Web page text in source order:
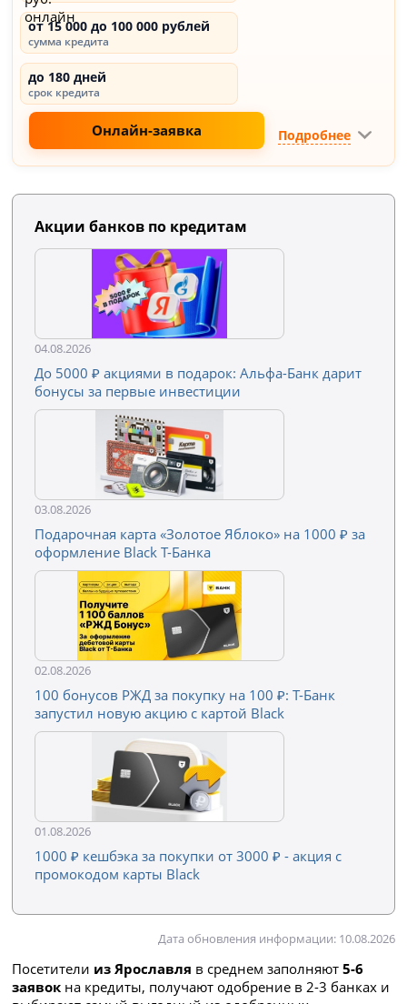
от 15 000 до 100 000 рублей
сумма кредита
до 180 дней
срок кредита
Онлайн-заявка Подробнее
Акции банков по кредитам
04.08.2026
До 5000 ₽ акциями в подарок: Альфа-Банк дарит
бонусы за первые инвестиции
03.08.2026
Подарочная карта «Золотое Яблоко» на 1000 ₽ за
оформление Black Т-Банка
02.08.2026
100 бонусов РЖД за покупку на 100 ₽: Т-Банк
запустил новую акцию с картой Black
01.08.2026
1000 ₽ кешбэка за покупки от 3000 ₽ - акция с
промокодом карты Black
Дата обновления информации: 10.08.2026
Посетители из Ярославля в среднем заполняют5-6
заявок на кредиты, получают одобрение в 2-3 банках и